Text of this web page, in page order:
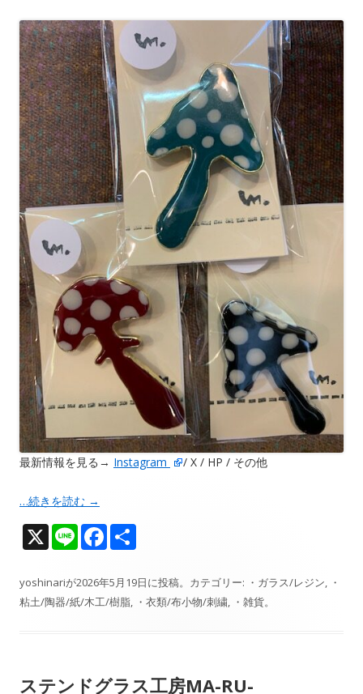
最新情報を見る→ Instagram / X / HP / その他
…続きを読む →
X Li
e
F
e
b
yoshinariが2026年5月19日に投稿。カテゴリー: ・ガラス/レジン, ・
粘土/陶器/紙/木工/樹脂, ・衣類/布小物/刺繍, ・雑貨。
ステンドグラス工房MA-RU-